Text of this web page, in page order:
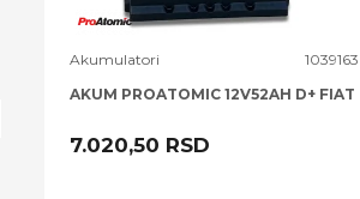
Akumulatori
1039163
AKUM PROATOMIC 12V52AH D+ FIAT
7.020,50 RSD